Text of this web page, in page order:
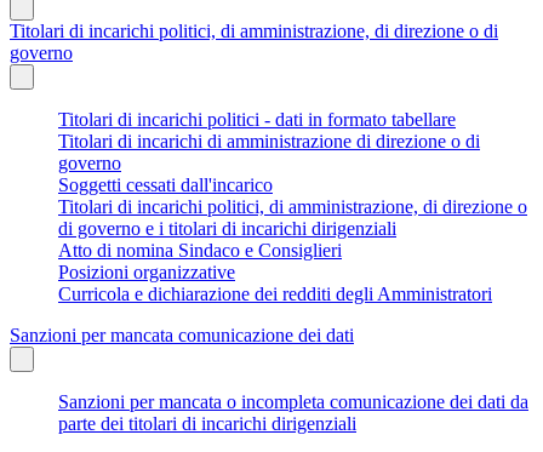
Titolari di incarichi politici, di amministrazione, di direzione o di
governo
Titolari di incarichi politici - dati in formato tabellare
Titolari di incarichi di amministrazione di direzione o di
governo
Soggetti cessati dall'incarico
Titolari di incarichi politici, di amministrazione, di direzione o
di governo e i titolari di incarichi dirigenziali
Atto di nomina Sindaco e Consiglieri
Posizioni organizzative
Curricola e dichiarazione dei redditi degli Amministratori
Sanzioni per mancata comunicazione dei dati
Sanzioni per mancata o incompleta comunicazione dei dati da
parte dei titolari di incarichi dirigenziali